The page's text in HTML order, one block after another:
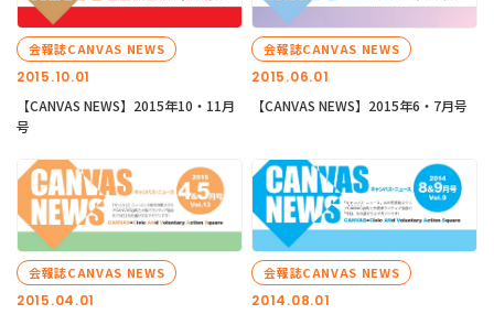
2015.10.01
会報誌CANVAS NEWS
【CANVAS NEWS】2015年10・11月
号
2015.06.01
会報誌CANVAS NEWS
【CANVAS NEWS】2015年6・7月号
2015.04.01
会報誌CANVAS NEWS
2014.08.01
会報誌CANVAS NEWS